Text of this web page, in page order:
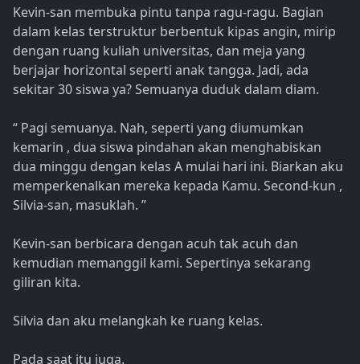
Kevin-san membuka pintu tanpa ragu-ragu. Bagian
dalam kelas terstruktur berbentuk kipas angin, mirip
dengan ruang kuliah universitas, dan meja yang
berjajar horizontal seperti anak tangga. Jadi, ada
sekitar 30 siswa ya? Semuanya duduk dalam diam.
“ Pagi semuanya. Nah, seperti yang diumumkan
kemarin , dua siswa pindahan akan menghabiskan
dua minggu dengan kelas A mulai hari ini. Biarkan aku
memperkenalkan mereka kepada Kamu. Second-kun ,
Silvia-san, masuklah. ”
Kevin-san berbicara dengan acuh tak acuh dan
kemudian memanggil kami. Sepertinya sekarang
giliran kita.
Silvia dan aku melangkah ke ruang kelas.
Pada saat itu juga.